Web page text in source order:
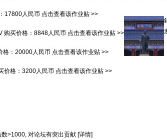
17800人民币 点击查看该作业贴 >>
购买价格： 8848人民币 点击查看该作业贴 >>
格： 20000人民币 点击查看该作业贴 >>
价格： 3200人民币 点击查看该作业贴 >>
>1000, 对论坛有突出贡献 [详情]